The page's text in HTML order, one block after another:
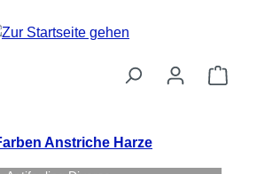
Anstriche Harze